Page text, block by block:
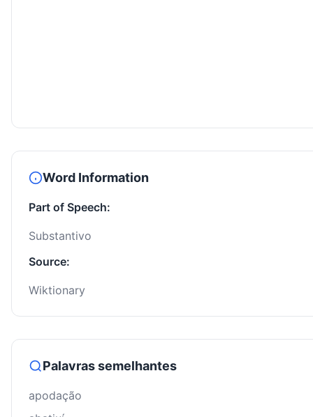
Word Information
Part of Speech:
Substantivo
Source:
Wiktionary
Palavras semelhantes
apodação